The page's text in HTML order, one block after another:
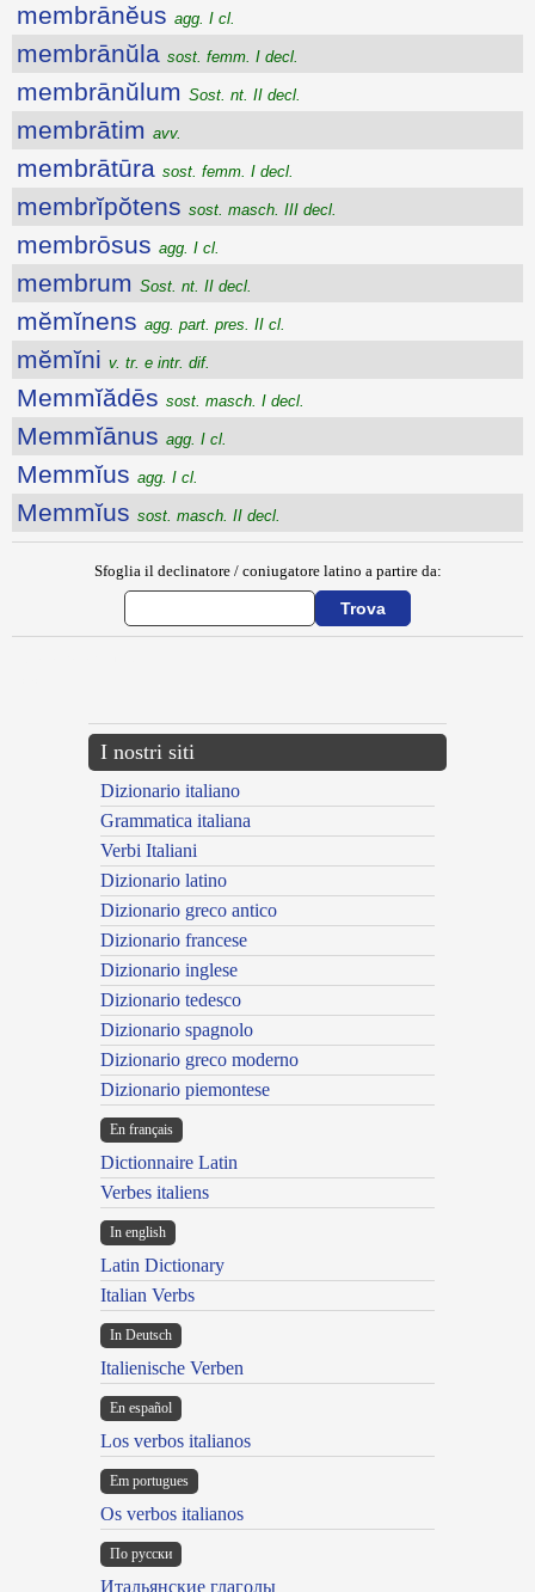
membrānĕus agg. I cl.
membrānŭla sost. femm. I decl.
membrānŭlum Sost. nt. II decl.
membrātim avv.
membrātūra sost. femm. I decl.
membrĭpŏtens sost. masch. III decl.
membrōsus agg. I cl.
membrum Sost. nt. II decl.
mĕmĭnens agg. part. pres. II cl.
mĕmĭni v. tr. e intr. dif.
Memmĭădēs sost. masch. I decl.
Memmĭānus agg. I cl.
Memmĭus agg. I cl.
Memmĭus sost. masch. II decl.
Sfoglia il declinatore / coniugatore latino a partire da:
I nostri siti
Dizionario italiano
Grammatica italiana
Verbi Italiani
Dizionario latino
Dizionario greco antico
Dizionario francese
Dizionario inglese
Dizionario tedesco
Dizionario spagnolo
Dizionario greco moderno
Dizionario piemontese
En français
Dictionnaire Latin
Verbes italiens
In english
Latin Dictionary
Italian Verbs
In Deutsch
Italienische Verben
En español
Los verbos italianos
Em portugues
Os verbos italianos
По русски
Итальянские глаголы